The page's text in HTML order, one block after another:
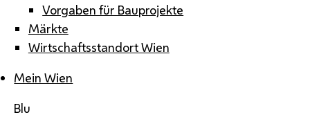
Vorgaben für Bauprojekte
Märkte
Wirtschaftsstandort Wien
Mein Wien
Blu